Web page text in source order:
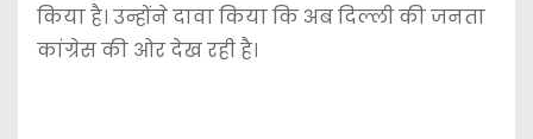
किया है। उन्होंने दावा किया कि अब दिल्ली की जनता
कांग्रेस की ओर देख रही है।